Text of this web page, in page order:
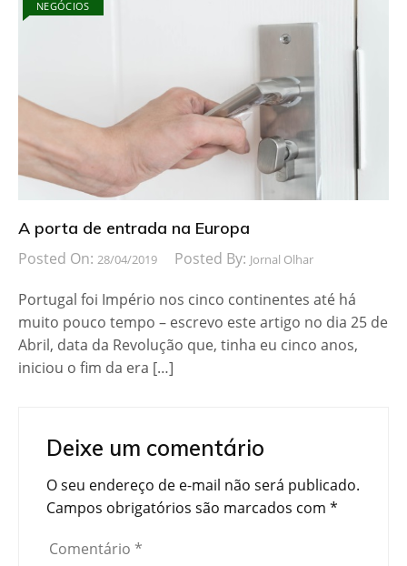
NEGÓCIOS
A porta de entrada na Europa
Posted On: 28/04/2019 Posted By: Jornal Olhar
Portugal foi Império nos cinco continentes até há
muito pouco tempo – escrevo este artigo no dia 25 de
Abril, data da Revolução que, tinha eu cinco anos,
iniciou o fim da era […]
Deixe um comentário
O seu endereço de e-mail não será publicado.
Campos obrigatórios são marcados com *
Comentário *